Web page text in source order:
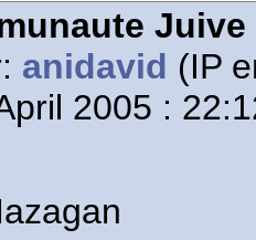
anidavid (IP
2005 :